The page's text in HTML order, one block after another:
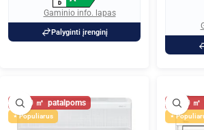
D
Gaminio info. lapas
Palyginti įrenginį
40
Populiarus
40